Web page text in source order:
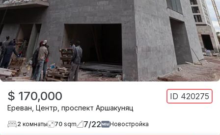
$ 170,000 ID 420275
Ереван Центр проспект Аршакуняц
2 комнаты 70 sqm 7/22 Новостройка